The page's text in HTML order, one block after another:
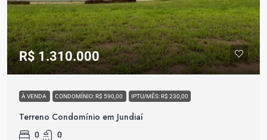
R$ 1.310.000
À VENDA CONDOMÍNIO: R$ 590,00 IPTU/MÊS: R$ 230,00
Terreno Condomínio em Jundiaí
0 0